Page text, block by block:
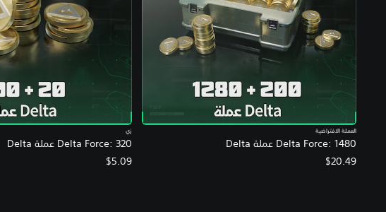
Delta Force: 1480 عملة Delta
العملة الافتراضية
$20.49
Delta Force: 320 عملة Delta
زي
$5.09